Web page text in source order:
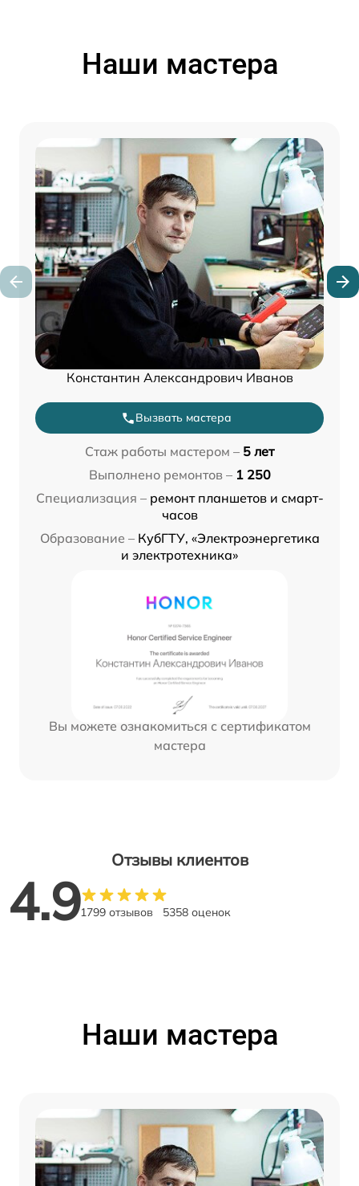
Наши мастера
Константин Александрович Иванов
Вызвать мастера
Стаж работы мастером – 5 лет
Выполнено ремонтов – 1 250
Специализация – ремонт планшетов и смарт-
часов
Образование – КубГТУ, «Электроэнергетика
и электротехника»
Вы можете ознакомиться с сертификатом
мастера
Отзывы клиентов
4.91799 отзывов 5358 оценок
Наши мастера